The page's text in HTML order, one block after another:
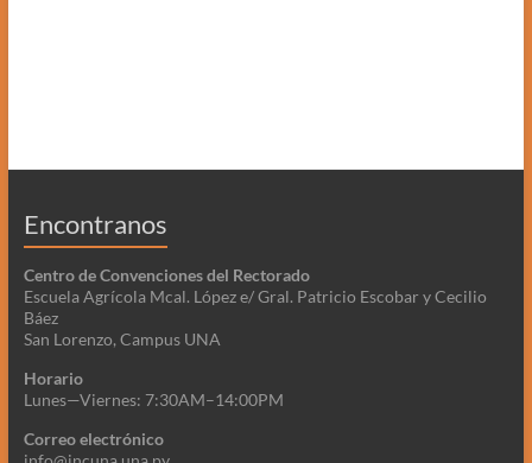
Encontranos
Centro de Convenciones del Rectorado
Escuela Agrícola Mcal. López e/ Gral. Patricio Escobar y Cecilio
Báez
San Lorenzo, Campus UNA
Horario
Lunes—Viernes: 7:30AM–14:00PM
Correo electrónico